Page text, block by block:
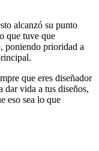
alcanzó su punto
que tuve que
poniendo prioridad a
que eres diseñador
dar vida a tus diseños,
eso sea lo que